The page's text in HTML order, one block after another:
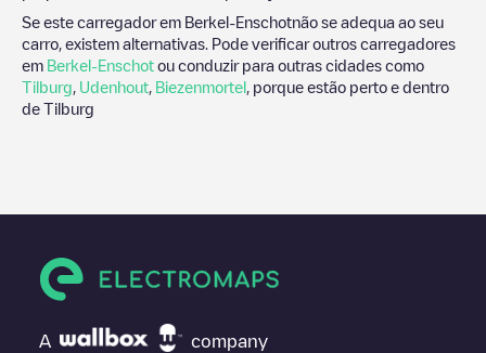
Se este carregador em Berkel-Enschotnão se adequa ao seu
carro, existem alternativas. Pode verificar outros carregadores
em Berkel-Enschot ou conduzir para outras cidades como
Tilburg Udenhout Biezenmortel , porque estão perto e dentro
de Tilburg
A company